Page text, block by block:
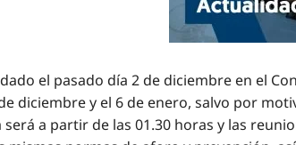
el pasado día 2 de diciembre en el
diciembre y el 6 de enero, salvo por
a partir de las 01.30 horas y las